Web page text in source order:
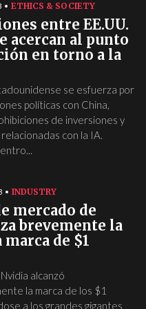
ETHICS & SOCIETY
entre EE.UU.
acercan al punto
en torno a la
se esfuerza por
políticas con China,
de inversiones y
con la IA.
INDUSTRY
mercado de
brevemente la
de $1
alcanzó
la marca de los $1
a los grandes gigantes